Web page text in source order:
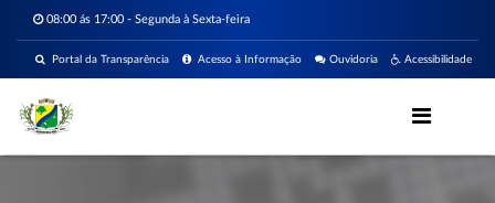
08:00 ás 17:00 - Segunda à Sexta-feira
Acessibilidade
Ouvidoria
Acesso à Informação
Portal da Transparência